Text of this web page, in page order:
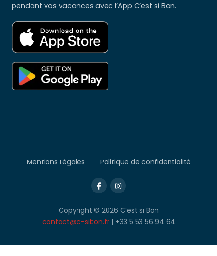
pendant vos vacances avec l’App C’est si Bon.
Copyright © 2026 C’est si Bon
contact@c-sibon.fr | +33 5 53 56 94 64
Mentions Légales Politique de confidentialité